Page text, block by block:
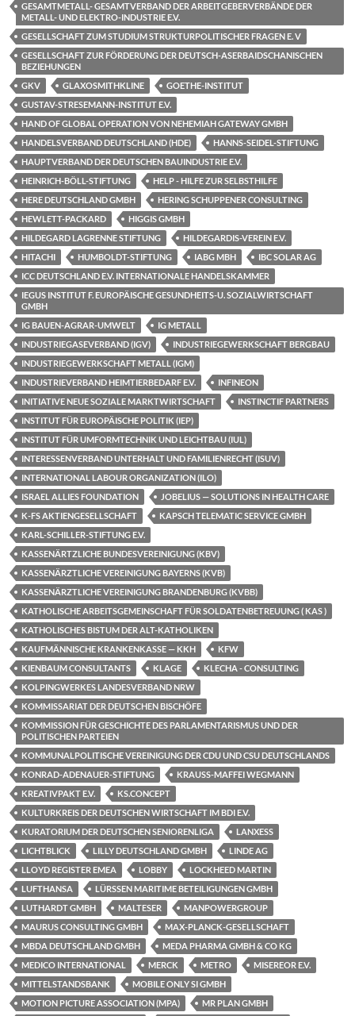
GESAMTMETALL- GESAMTVERBAND DER ARBEITGEBERVERBÄNDE DER
METALL- UND ELEKTRO-INDUSTRIE E.V.
GESELLSCHAFT ZUM STUDIUM STRUKTURPOLITISCHER FRAGEN E. V
GESELLSCHAFT ZUR FÖRDERUNG DER DEUTSCH-ASERBAIDSCHANISCHEN
BEZIEHUNGEN
GKV
GLAXOSMITHKLINE
GOETHE-INSTITUT
GUSTAV-STRESEMANN-INSTITUT E.V.
HAND OF GLOBAL OPERATION VON NEHEMIAH GATEWAY GMBH
HANDELSVERBAND DEUTSCHLAND (HDE)
HANNS-SEIDEL-STIFTUNG
HAUPTVERBAND DER DEUTSCHEN BAUINDUSTRIE E.V.
HEINRICH-BÖLL-STIFTUNG
HELP - HILFE ZUR SELBSTHILFE
HERE DEUTSCHLAND GMBH
HERING SCHUPPENER CONSULTING
HEWLETT-PACKARD
HIGGIS GMBH
HILDEGARD LAGRENNE STIFTUNG
HILDEGARDIS-VEREIN E.V.
HITACHI
HUMBOLDT-STIFTUNG IABG MBH
IBC SOLAR AG
ICC DEUTSCHLAND E.V. INTERNATIONALE HANDELSKAMMER
IEGUS INSTITUT F. EUROPÄISCHE GESUNDHEITS-U. SOZIALWIRTSCHAFT
GMBH
IG BAUEN-AGRAR-UMWELT
IG METALL
INDUSTRIEGASEVERBAND (IGV)
INDUSTRIEGEWERKSCHAFT BERGBAU
INDUSTRIEGEWERKSCHAFT METALL (IGM)
INDUSTRIEVERBAND HEIMTIERBEDARF E.V.
INFINEON
INITIATIVE NEUE SOZIALE MARKTWIRTSCHAFT
INSTINCTIF PARTNERS
INSTITUT FÜR EUROPÄISCHE POLITIK (IEP)
INSTITUT FÜR UMFORMTECHNIK UND LEICHTBAU (IUL)
INTERESSENVERBAND UNTERHALT UND FAMILIENRECHT (ISUV)
INTERNATIONAL LABOUR ORGANIZATION (ILO)
ISRAEL ALLIES FOUNDATION
JOBELIUS — SOLUTIONS IN HEALTH CARE
K-FS AKTIENGESELLSCHAFT
KAPSCH TELEMATIC SERVICE GMBH
KARL-SCHILLER-STIFTUNG E.V.
KASSENÄRTZLICHE BUNDESVEREINIGUNG (KBV)
KASSENÄRZTLICHE VEREINIGUNG BAYERNS (KVB)
KASSENÄRZTLICHE VEREINIGUNG BRANDENBURG (KVBB)
KATHOLISCHE ARBEITSGEMEINSCHAFT FÜR SOLDATENBETREUUNG ( KAS )
KATHOLISCHES BISTUM DER ALT-KATHOLIKEN
KAUFMÄNNISCHE KRANKENKASSE — KKH
KFW
KIENBAUM CONSULTANTS
KLAGE
KLECHA - CONSULTING
KOLPINGWERKES LANDESVERBAND NRW
KOMMISSARIAT DER DEUTSCHEN BISCHÖFE
KOMMISSION FÜR GESCHICHTE DES PARLAMENTARISMUS UND DER
POLITISCHEN PARTEIEN
KOMMUNALPOLITISCHE VEREINIGUNG DER CDU UND CSU DEUTSCHLANDS
KONRAD-ADENAUER-STIFTUNG
KRAUSS-MAFFEI WEGMANN
KREATIVPAKT E.V.
KS.CONCEPT
KULTURKREIS DER DEUTSCHEN WIRTSCHAFT IM BDI E.V.
KURATORIUM DER DEUTSCHEN SENIORENLIGA
LANXESS
LICHTBLICK
LILLY DEUTSCHLAND GMBH
LINDE AG
LLOYD REGISTER EMEA
LOBBY
LOCKHEED MARTIN
LUFTHANSA
LÜRSSEN MARITIME BETEILIGUNGEN GMBH
LUTHARDT GMBH
MALTESER
MANPOWERGROUP
MAURUS CONSULTING GMBH
MAX-PLANCK-GESELLSCHAFT
MBDA DEUTSCHLAND GMBH
MEDA PHARMA GMBH & CO KG
MEDICO INTERNATIONAL
MERCK METRO
MISEREOR E.V.
MITTELSTANDSBANK
MOBILE ONLY SI GMBH
MOTION PICTURE ASSOCIATION (MPA)
MR PLAN GMBH